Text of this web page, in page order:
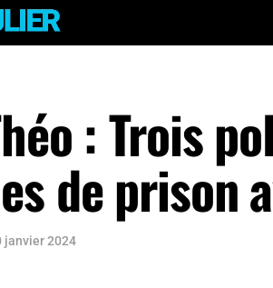
: Trois
de prison
janvier 2024